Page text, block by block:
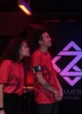
“Gamerz
Hub หน่วยงานภา
ควบคุม แจกโจทย์
ระหว่างเหล่
าส์ ณัฐชา, ท็อป ณภั
ฬา E-Sport “นิว
บอล พลสันต์” เริ่
กคนสู้กับบอท…